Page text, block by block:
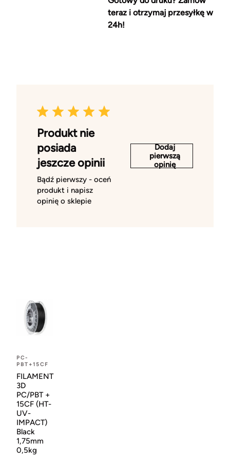
teraz i otrzymaj przesyłkę w
24h!
Produkt nie
posiada
jeszcze opinii
Bądź pierwszy - oceń
produkt i napisz
opinię o sklepie
Dodaj
pierwszą
opinię
PC-
PBT+15CF
FILAMENT
3D
PC/PBT +
15CF (HT-
UV-
IMPACT)
Black
1,75mm
0,5kg